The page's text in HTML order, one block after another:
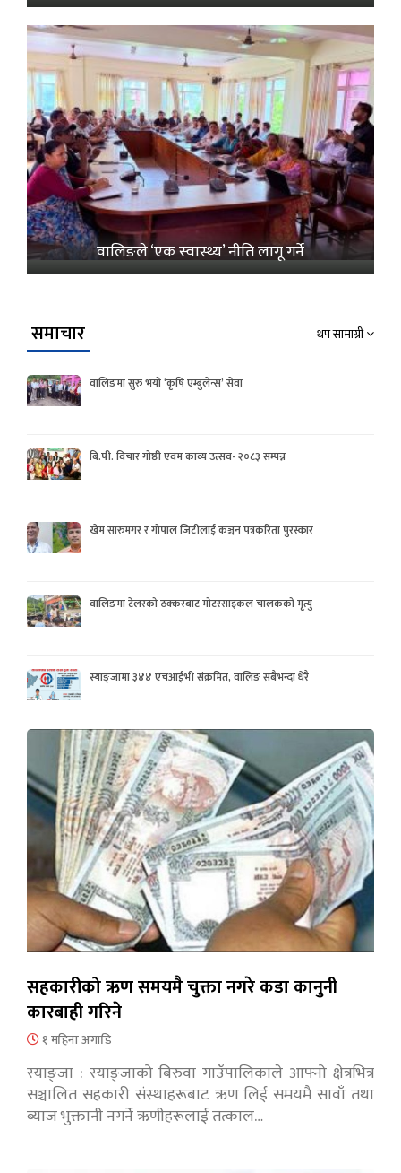
वालिङले ‘एक स्वास्थ्य’ नीति लागू गर्ने
समाचार थप सामाग्री
वालिङमा सुरु भयो ‘कृषि एम्बुलेन्स’ सेवा
बि.पी. विचार गोष्ठी एवम काव्य उत्सव- २०८३ सम्पन्न
खेम सारुमगर र गोपाल जिटीलाई कञ्चन पत्रकरिता पुरस्कार
वालिङमा टेलरको ठक्करबाट मोटरसाइकल चालकको मृत्यु
स्याङ्जामा ३४४ एचआईभी संक्रमित, वालिङ सबैभन्दा धेरै
सहकारीको ऋण समयमै चुक्ता नगरे कडा कानुनी
कारबाही गरिने
१ महिना अगाडि
स्याङ्जा : स्याङ्जाको बिरुवा गाउँपालिकाले आफ्नो क्षेत्रभित्र
सञ्चालित सहकारी संस्थाहरूबाट ऋण लिई समयमै सावाँ तथा
ब्याज भुक्तानी नगर्ने ऋणीहरूलाई तत्काल…